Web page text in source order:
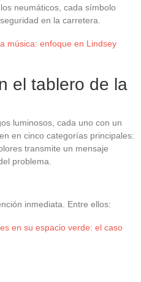
neumáticos, cada símbolo
en la carretera.
música: enfoque en Lindsey
el tablero de la
luminosos, cada uno con un
en cinco categorías principales:
transmite un mensaje
problema.
inmediata. Entre ellos:
en su espacio verde: el caso